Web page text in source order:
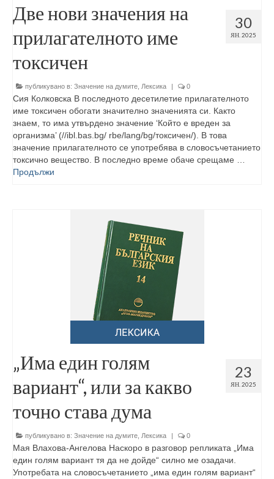
30
ЯН. 2025
Две нови значения на
прилагателното име
токсичен
публикувано в: Значение на думите Лексика | 0
Сия Колковска В последното десетилетие прилагателното
име токсичен обогати значително значенията си. Както
знаем, то има утвърдено значение ‘Който е вреден за
организма’ (//ibl.bas.bg/ rbe/lang/bg/токсичен/). В това
значение прилагателното се употребява в словосъчетанието
токсично вещество. В последно време обаче срещаме …
Продължи
23
ЯН. 2025
„Има един голям
вариант“, или за какво
точно става дума
публикувано в: Значение на думите Лексика | 0
Мая Влахова-Ангелова Наскоро в разговор репликата „Има
един голям вариант тя да не дойде“ силно ме озадачи.
Употребата на словосъчетанието „има един голям вариант“